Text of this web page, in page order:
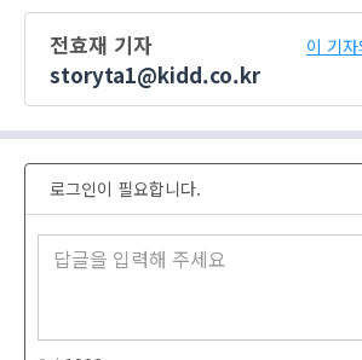
전효재 기자
storyta1@kidd.co.kr
이 기
로그인이 필요합니다.